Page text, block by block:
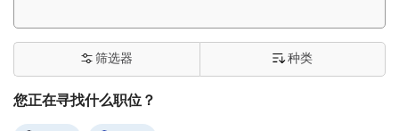
您正在寻找什么职位？
筛选器 种类